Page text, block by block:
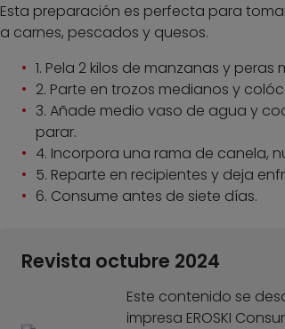
Esta preparación es perfecta para
a carnes, pescados y quesos.
1. Pela 2 kilos de manzanas y peras
2. Parte en trozos medianos y
3. Añade medio vaso de agua y
parar.
4. Incorpora una rama de canela,
5. Reparte en recipientes y deja
6. Consume antes de siete días.
Revista octubre 2024
Este contenido se
impresa EROSKI